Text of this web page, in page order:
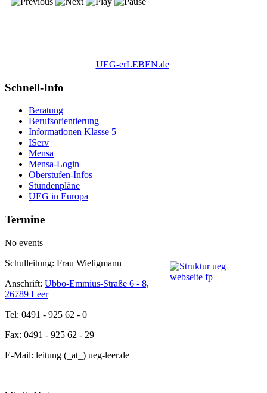
UEG-erLEBEN.de
Schnell-Info
Beratung
Berufsorientierung
Informationen Klasse 5
IServ
Mensa
Mensa-Login
Oberstufen-Infos
Stundenpläne
UEG in Europa
Termine
No events
Schulleitung: Frau Wieligmann
Anschrift: Ubbo-Emmius-Straße 6 - 8,
26789 Leer
Tel: 0491 - 925 62 - 0
Fax: 0491 - 925 62 - 29
E-Mail: leitung (_at_) ueg-leer.de